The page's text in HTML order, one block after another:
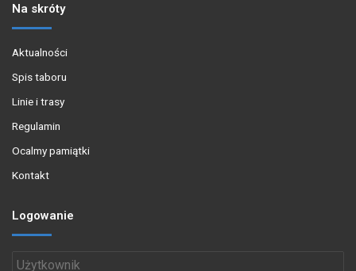
Na skróty
Aktualności
Spis taboru
Linie i trasy
Regulamin
Ocalmy pamiątki
Kontakt
Logowanie